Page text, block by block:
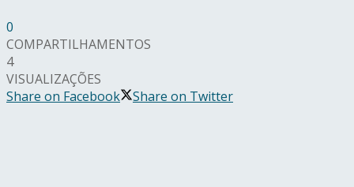
0
COMPARTILHAMENTOS
4
VISUALIZAÇÕES
Share on Facebook
Share on Twitter